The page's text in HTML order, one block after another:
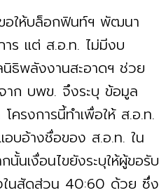
อให้บล็อกฟินท์ฯ พัฒนา
ร แต่ ส.อ.ท. ไม่มีงบ
ธิพลังงานสะอาดฯ ช่วย
าก บพข. จึงระบุ ข้อมูล
ครงการนี้ทำเพื่อให้ ส.อ.ท.
อบอ้างชื่อของ ส.อ.ท. ใน
นเงื่อนไขยังระบุให้ผู้ขอรับ
ในสัดส่วน 40:60 ด้วย ซึ่ง